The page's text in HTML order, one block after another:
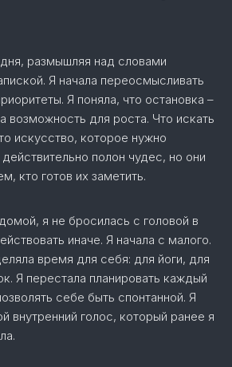
размышляя над словами
Я начала переосмысливать
Я поняла, что остановка –
возможность для роста. Что искать
искусство, которое нужно
полон чудес, но они
кто готов их заметить.
я не бросилась с головой в
иначе. Я начала с малого.
время для себя: для йоги, для
Я перестала планировать каждый
себе быть спонтанной. Я
внутренний голос, который ранее я